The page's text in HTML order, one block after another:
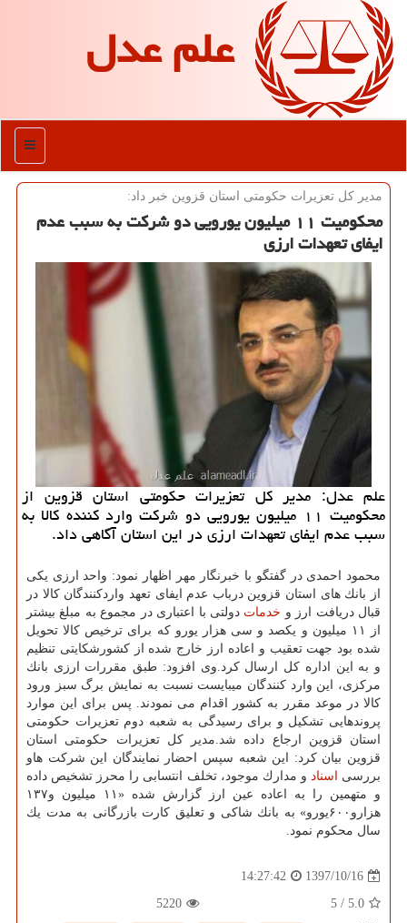
علم عدل
منو
مدیر كل تعزیرات حكومتی استان قزوین خبر داد:
محكومیت ۱۱ میلیون یورویی دو شركت به سبب عدم
ایفای تعهدات ارزی
علم عدل: مدیر كل تعزیرات حكومتی استان قزوین از
محكومیت ۱۱ میلیون یورویی دو شركت وارد كننده كالا به
سبب عدم ایفای تعهدات ارزی در این استان آگاهی داد.
محمود احمدی در گفتگو با خبرنگار مهر اظهار نمود: واحد ارزی یكی
از بانك های استان قزوین درباب عدم ایفای تعهد واردكنندگان كالا در
قبال دریافت ارز و خدمات دولتی با اعتباری در مجموع به مبلغ بیشتر
از ۱۱ میلیون و یكصد و سی هزار یورو كه برای ترخیص كالا تحویل
شده بود جهت تعقیب و اعاده ارز خارج شده از كشورشكایتی تنظیم
و به این اداره كل ارسال كرد.وی افزود: طبق مقررات ارزی بانك
مركزی، این وارد كنندگان میبایست نسبت به نمایش برگ سبز ورود
كالا در موعد مقرر به كشور اقدام می نمودند. پس برای این موارد
پروندهایی تشكیل و برای رسیدگی به شعبه دوم تعزیرات حكومتی
استان قزوین ارجاع داده شد.مدیر كل تعزیرات حكومتی استان
قزوین بیان كرد: این شعبه سپس احضار نمایندگان این شركت هاو
بررسی اسناد و مدارك موجود، تخلف انتسابی را محرز تشخیص داده
و متهمین را به اعاده عین ارز گزارش شده «۱۱ میلیون و۱۳۷
هزارو۶۰۰یورو» به بانك شاكی و تعلیق كارت بازرگانی به مدت یك
سال محكوم نمود.
1397/10/16
14:27:42
5.0
/
5
5220